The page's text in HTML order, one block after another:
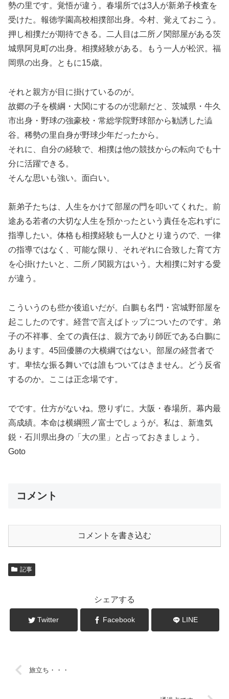
勢の里です。覚悟が違う。春場所では3人が新弟子検査を
受けた。報徳学園高校相撲部出身。今村、覚えておこう。
押し相撲だが期待できる。二人目は二所ノ関部屋がある茨
城県阿見町の出身。相撲経験がある。もう一人が松沢。福
岡県の出身。ともに15歳。
それと親方が目に掛けているのが。
故郷の子を横綱・大関にするのが悲願だと、茨城県・牛久
市出身・野球の強豪校・常総学院野球部から勧誘した澁
谷。稀勢の里自身が野球少年だったから。
それに、自分の経験で、相撲は他の競技からの転向でも十
分に活躍できる。
そんな思いも強い。面白い。
新弟子たちは、人生をかけて部屋の門を叩いてくれた。前
途ある若者の大切な人生を預かったという責任を忘れずに
指導したい。体格も相撲経験も一人ひとり違うので、一律
の指導ではなく、可能な限り、それぞれに合致した育て方
を心掛けたいと、二所ノ関親方はいう。大相撲に対する愛
が違う。
こういうのも些か後追いだが。白鵬も名門・宮城野部屋を
起こしたのです。経営で言えばトップについたのです。弟
子の不祥事、全ての責任は、親方であり師匠である白鵬に
あります。45回優勝の大横綱ではない。部屋の経営者で
す。卑怯な振る舞いでは誰もついてはきません。どう反省
するのか。ここは正念場です。
でです。仕方がないね。懲りずに。大阪・春場所。幕内最
高成績。本命は横綱照ノ富士でしょうが。私は、新進気
鋭・石川県出身の「大の里」と占っておきましょう。
Goto
コメント
コメントを書き込む
記事
シェアする
Twitter Facebook LINE
旅立ち・・・